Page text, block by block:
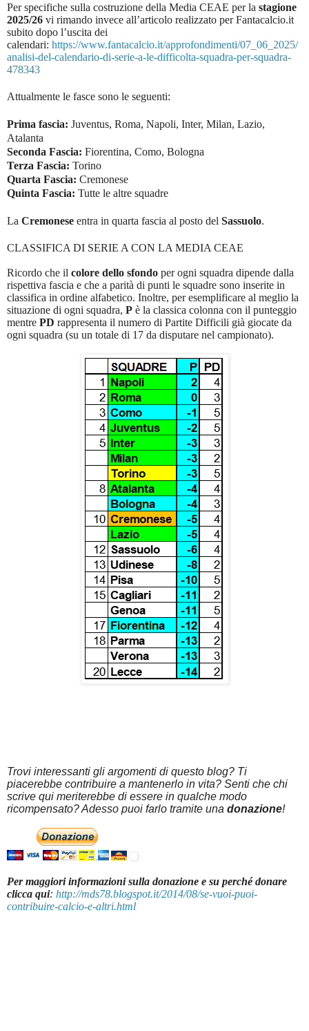
Per specifiche sulla costruzione della Media CEAE per la stagione
2025/26 vi rimando invece all’articolo realizzato per Fantacalcio.it
subito dopo l’uscita dei
calendari: https://www.fantacalcio.it/approfondimenti/07_06_2025/
analisi-del-calendario-di-serie-a-le-difficolta-squadra-per-squadra-
478343
Attualmente le fasce sono le seguenti:
Prima fascia: Juventus, Roma, Napoli, Inter, Milan, Lazio,
Atalanta
Seconda Fascia: Fiorentina, Como, Bologna
Terza Fascia: Torino
Quarta Fascia: Cremonese
Quinta Fascia: Tutte le altre squadre
La Cremonese entra in quarta fascia al posto del Sassuolo.
CLASSIFICA DI SERIE A CON LA MEDIA CEAE
Ricordo che il colore dello sfondo per ogni squadra dipende dalla
rispettiva fascia e che a parità di punti le squadre sono inserite in
classifica in ordine alfabetico. Inoltre, per esemplificare al meglio la
situazione di ogni squadra, P è la classica colonna con il punteggio
mentre PD rappresenta il numero di Partite Difficili già giocate da
ogni squadra (su un totale di 17 da disputare nel campionato).
Trovi interessanti gli argomenti di questo blog? Ti
piacerebbe contribuire a mantenerlo in vita? Senti che chi
scrive qui meriterebbe di essere in qualche modo
ricompensato? Adesso puoi farlo tramite una donazione!
Per maggiori informazioni sulla donazione e su perché donare
clicca qui: http://mds78.blogspot.it/2014/08/se-vuoi-puoi-
contribuire-calcio-e-altri.html